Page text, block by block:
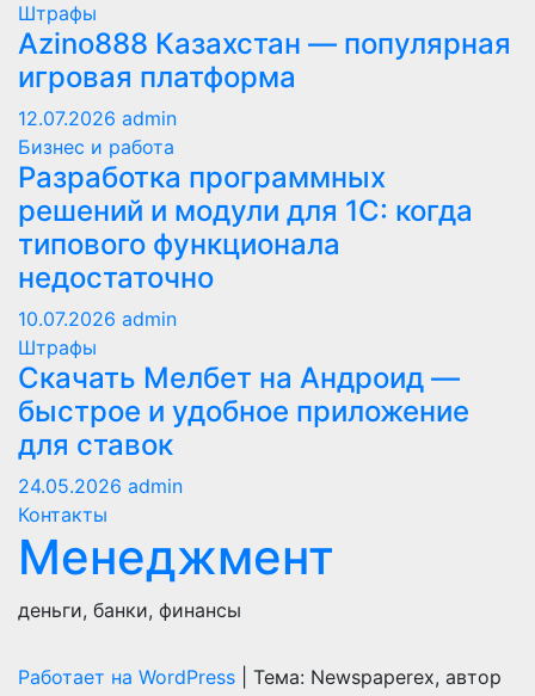
Штрафы
Azino888 Казахстан — популярная
игровая платформа
12.07.2026 admin
Бизнес и работа
Разработка программных
решений и модули для 1С: когда
типового функционала
недостаточно
10.07.2026 admin
Штрафы
Скачать Мелбет на Андроид —
быстрое и удобное приложение
для ставок
24.05.2026 admin
Контакты
Менеджмент
деньги, банки, финансы
Работает на WordPress
Тема: Newspaperex, автор